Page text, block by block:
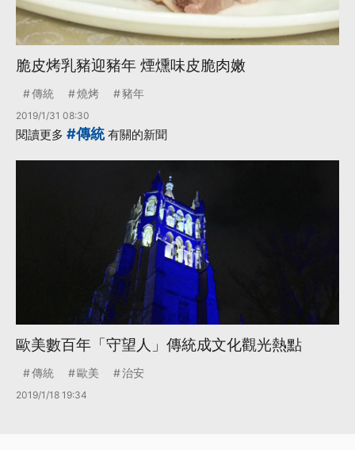
脆皮烤乳豬迎豬年 煙燻味皮脆肉嫩
傳統 燒烤 豬年
2019/1/31 08:30
閱讀更多 #傳統有關的新聞
歐美數百年「守望人」傳統成文化觀光熱點
傳統 歐美 治安
2019/1/18 19:34